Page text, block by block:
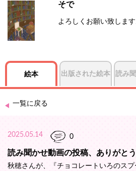
そで
よろしくお願い致します
絵本 出版された絵本 読み
一覧に戻る
2025.05.14 0
読み聞かせ動画の投稿、ありがと
秋穂さんが、『チョコレートいろのス